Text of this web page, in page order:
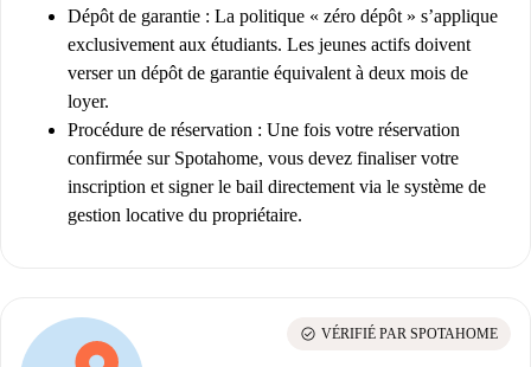
Dépôt de garantie : La politique « zéro dépôt » s’applique
exclusivement aux étudiants. Les jeunes actifs doivent
verser un dépôt de garantie équivalent à deux mois de
loyer.
Procédure de réservation : Une fois votre réservation
confirmée sur Spotahome, vous devez finaliser votre
inscription et signer le bail directement via le système de
gestion locative du propriétaire.
check_circle VÉRIFIÉ PAR SPOTAHOME